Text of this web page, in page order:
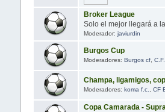
Broker League
Solo el mejor llegará a
Moderador:javiurdin
Burgos Cup
Moderadores:Burgos cf ,
Champa, ligamigos,
Moderadores:koma f.c. ,CF
Copa Camarada -